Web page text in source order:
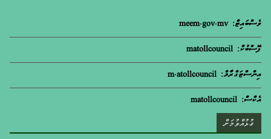
ވެސްބައިޓް: meem.gov.mv
ފޭސްބުކް: matollcouncil
އިންސްޓަގްރާމް: m.atollcouncil
އެކްސް: matollcouncil
ގުޅުއްވުމަށް